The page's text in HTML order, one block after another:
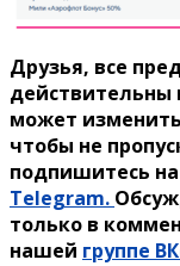
Друзья, все
действительны
может
чтобы не
подпишитесь на
Telegram.
только в
нашей группе